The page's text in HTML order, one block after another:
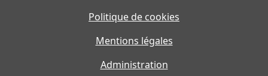
Politique de cookies
Mentions légales
Administration